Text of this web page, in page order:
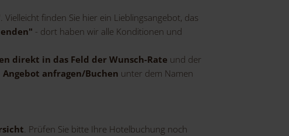
. Vielleicht finden Sie hier ein Lieblingsangebot, das
- dort haben wir alle Konditionen und
direkt in das Feld der Wunsch-Rate und der
anfragen/Buchen unter dem Namen
. Prüfen Sie bitte Ihre Hotelbuchung noch